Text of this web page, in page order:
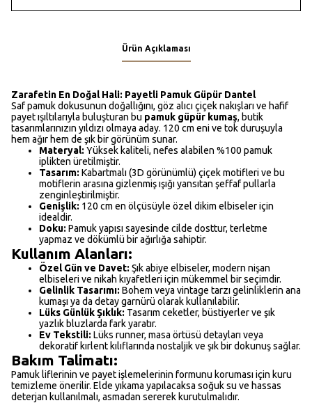
Ürün Açıklaması
Zarafetin En Doğal Hali: Payetli Pamuk Güpür Dantel
Saf pamuk dokusunun doğallığını, göz alıcı çiçek nakışları ve hafif
payet ışıltılarıyla buluşturan bu pamuk güpür kumaş, butik
tasarımlarınızın yıldızı olmaya aday. 120 cm eni ve tok duruşuyla
hem ağır hem de şık bir görünüm sunar.
Materyal: Yüksek kaliteli, nefes alabilen %100 pamuk
iplikten üretilmiştir.
Tasarım: Kabartmalı (3D görünümlü) çiçek motifleri ve bu
motiflerin arasına gizlenmiş ışığı yansıtan şeffaf pullarla
zenginleştirilmiştir.
Genişlik: 120 cm en ölçüsüyle özel dikim elbiseler için
idealdir.
Doku: Pamuk yapısı sayesinde cilde dosttur, terletme
yapmaz ve dökümlü bir ağırlığa sahiptir.
Kullanım Alanları:
Özel Gün ve Davet: Şık abiye elbiseler, modern nişan
elbiseleri ve nikah kıyafetleri için mükemmel bir seçimdir.
Gelinlik Tasarımı: Bohem veya vintage tarzı gelinliklerin ana
kumaşı ya da detay garnürü olarak kullanılabilir.
Lüks Günlük Şıklık: Tasarım ceketler, büstiyerler ve şık
yazlık bluzlarda fark yaratır.
Ev Tekstili: Lüks runner, masa örtüsü detayları veya
dekoratif kırlent kılıflarında nostaljik ve şık bir dokunuş sağlar.
Bakım Talimatı:
Pamuk liflerinin ve payet işlemelerinin formunu koruması için kuru
temizleme önerilir. Elde yıkama yapılacaksa soğuk su ve hassas
deterjan kullanılmalı, asmadan sererek kurutulmalıdır.